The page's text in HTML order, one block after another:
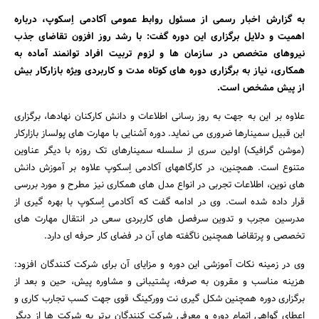
بانک، بیمه و سرمایه
مسکن و ساختمان
به گزارش اخبار رسمی از مسئول روابط عمومی آکادمی اِسکوپ، درباره
اهمیت و دلایل برگزاری این دوره گفت: با رشد روز افزون تقاضای جذب
نیروهای متخصص در سازمان ها و لزوم تربیت افراد توانمند آماده به
همکاری، نیاز به برگزاری دوره های کوتاه مدت و کاربردی ویژه بازارکار بیش
از پیش مشخص است.
علاوه بر این به جهت به روز رسانی اطلاعات و دانش کارکنان نهادها، برگزاری
این قبیل سمینارها ضروری می نماید. دوره آشنایی با مهارت های پولساز بازارکار
(موشن گرافیک) اولین سری از سلسله سمینارهای تک روزه با دیگر عناوین
متنوع است. همچنین، در کارگاههای آکادمی اِسکوپ علاوه بر آموزش دانش
های نوین، اطلاعات تجربی در انواع مدل های همکاری نیز مطرح و مورد بررسی
قرار داده شده است. وی در ادامه گفت که آکادمی اِسکوپ با بهره گیری از
مدرسین مجرب و تدوین سرفصل های کاربردی سعی در انتقال مهارت های
تخصصی و پرتقاضا همچنین ناگفته های آن در فضای کار حرفه ای دارد.
وی در زمینه نکات آموزشی این دوره و مزایای آن برای شرکت کنندگان افزود:
هزینه مناسب و مقرون به صرفه، پشتیبانی و مشاوره پیش، حین و بعد از
برگزاری دوره همچنین شکل گیری نت وورکینگ قوی جهت کسب تجارب کاری و